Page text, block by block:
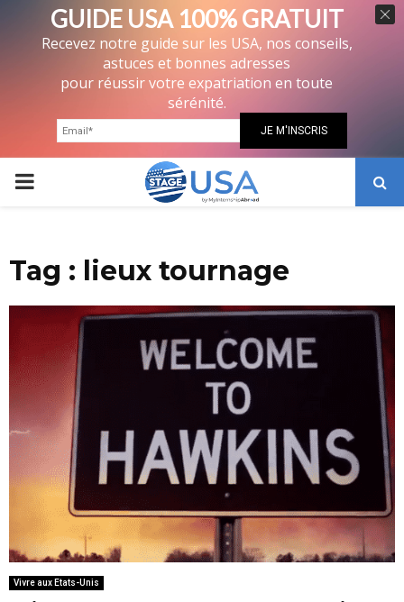
PRIMARY
Tag : lieux tournage
Vivre aux Etats-Unis
GUIDE USA 100% GRATUIT
Recevez notre guide sur les USA, nos conseils,
astuces et bonnes adresses
pour réussir votre expatriation en toute
sérénité.